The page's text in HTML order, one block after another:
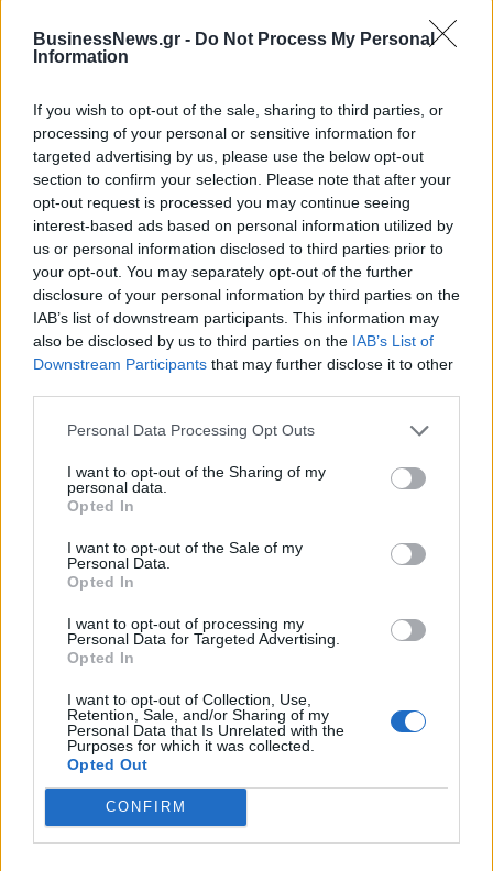
BusinessNews.gr - Do Not Process My Personal
Information
If you wish to opt-out of the sale, sharing to third parties, or
processing of your personal or sensitive information for
targeted advertising by us, please use the below opt-out
section to confirm your selection. Please note that after your
opt-out request is processed you may continue seeing
interest-based ads based on personal information utilized by
us or personal information disclosed to third parties prior to
your opt-out. You may separately opt-out of the further
disclosure of your personal information by third parties on the
IAB’s list of downstream participants. This information may
also be disclosed by us to third parties on the IAB’s List of
Downstream Participants that may further disclose it to other
Personal Data Processing Opt Outs
I want to opt-out of the Sharing of my
personal data.
Opted In
I want to opt-out of the Sale of my
Personal Data.
Opted In
I want to opt-out of processing my
Personal Data for Targeted Advertising.
Opted In
I want to opt-out of Collection, Use,
Retention, Sale, and/or Sharing of my
Personal Data that Is Unrelated with the
Purposes for which it was collected.
Opted Out
CONFIRM
κέρδη 23,31% από τις αρχές
του έτους
ΣΚΑΪ: Ολοκληρώθηκε η θητεία
στη θέση του CEO
Media: Με ενίσχυση 8 εκατ. ευρώ σε 451 επιχειρήσεις ξεκίνησε το
πρόγραμμα στήριξης- Κάλυψη εισφορών ΕΔΟΕΑΠ
Η Toyota φέρνει νέα γενιά
μπαταριών για τα υβριδικά της
Σε κινεζική… πολιορκία η
ευρωπαϊκή
αυτοκινητοβιομηχανία
στην Ισλανδία για την 5η θέση
στο Ευρωμπάσκετ (live stream)
στη νίκη της Ιντιάνα επί του
Ελληνική Αναπτυξιακή Τράπεζα: Με «προίκα» 2 δισ. ευρώ ανοίγει
Β.Σ. Καρούλιας: Τζίρος 98,7
εκατ. ευρώ και αύξηση κερδών
57% - Τα νέα στοιχήματα σε
Deloitte Ελλάδος: